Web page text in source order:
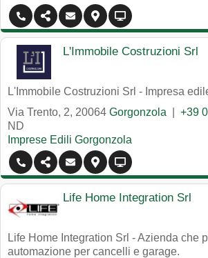
L'Immobile Costruzioni Srl
L'Immobile Costruzioni Srl - Impresa
Via Trento, 2, 20064 Gorgonzola +39
ND
Imprese Edili Gorgonzola
Life Home Integration Srl
Life Home Integration Srl - Azienda che
automazione per cancelli e garage.